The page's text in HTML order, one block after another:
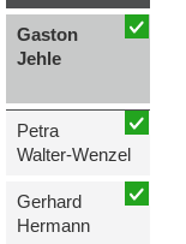
Gaston
Jehle
Petra
Walter-Wenzel
Gerhard
Hermann